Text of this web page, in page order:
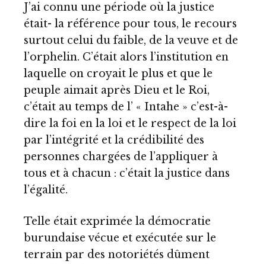
J’ai connu une période où la justice
était- la référence pour tous, le recours
surtout celui du faible, de la veuve et de
l’orphelin. C’était alors l’institution en
laquelle on croyait le plus et que le
peuple aimait après Dieu et le Roi,
c’était au temps de l’ « Intahe » c’est-à-
dire la foi en la loi et le respect de la loi
par l’intégrité et la crédibilité des
personnes chargées de l’appliquer à
tous et à chacun : c’était la justice dans
l’égalité.
Telle était exprimée la démocratie
burundaise vécue et exécutée sur le
terrain par des notoriétés dûment